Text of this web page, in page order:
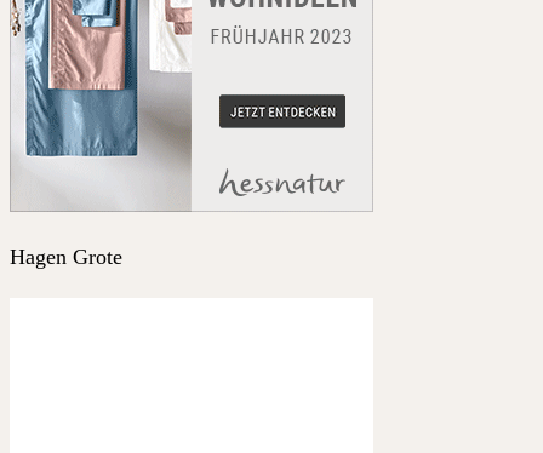
Hagen Grote